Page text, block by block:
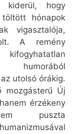
kiderül, hogy
hónapok
vigasztalója,
A remény
humorából
utolsó órákig.
mozgásterű Új
érzékeny
puszta